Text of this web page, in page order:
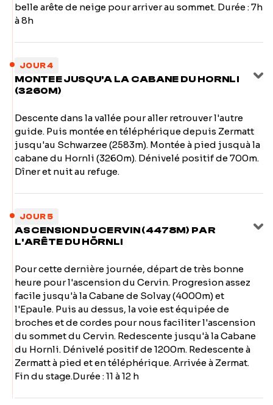
belle arête de neige pour arriver au sommet. Durée : 7h
à 8h
JOUR 4
MONTEE JUSQU'A LA CABANE DU HORNLI
(3260M)
Descente dans la vallée pour aller retrouver l'autre
guide. Puis montée en téléphérique depuis Zermatt
jusqu'au Schwarzee (2583m). Montée à pied jusquà la
cabane du Hornli (3260m). Dénivelé positif de 700m.
Dîner et nuit au refuge.
JOUR 5
ASCENSION DU CERVIN (4478M) PAR
L'ARÊTE DU HÖRNLI
Pour cette dernière journée, départ de très bonne
heure pour l'ascension du Cervin. Progresion assez
facile jusqu'à la Cabane de Solvay (4000m) et
l'Epaule. Puis au dessus, la voie est équipée de
broches et de cordes pour nous faciliter l'ascension
du sommet du Cervin. Redescente jusqu'à la Cabane
du Hornli. Dénivelé positif de 1200m. Redescente à
Zermatt à pied et en téléphérique. Arrivée à Zermat.
Fin du stage.Durée : 11 à 12 h